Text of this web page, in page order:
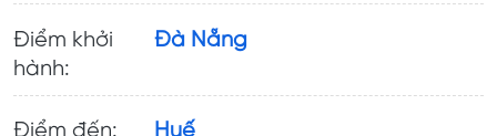
Điểm khởi
hành:
Đà Nẵng
Điểm đến: Huế